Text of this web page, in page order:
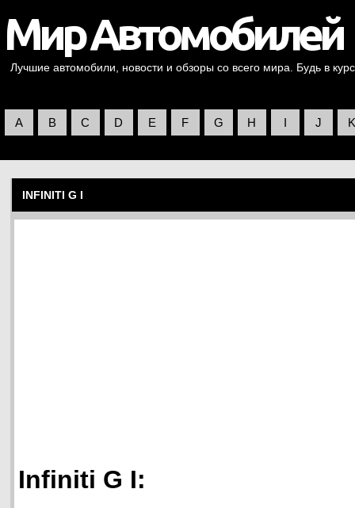
Лучшие автомобили, новости и обзоры со всего мира. Будь в
A B C D E F G H I J K
INFINITI G I
Infiniti G I: